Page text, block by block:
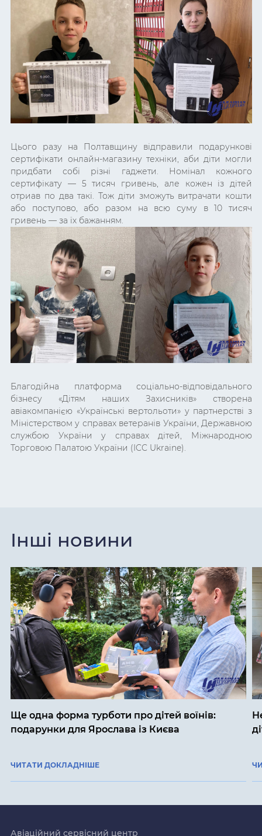
Цього разу на Полтавщину відправили подарункові
сертифікати онлайн-магазину техніки, аби діти могли
придбати собі різні гаджети. Номінал кожного
сертифікату — 5 тисяч гривень, але кожен із дітей
отриав по два такі. Тож діти зможуть витрачати кошти
або поступово, або разом на всю суму в 10 тисяч
гривень — за їх бажанням.
Благодійна платформа соціально-відповідального
бізнесу «Дітям наших Захисників» створена
авіакомпанією «Українські вертольоти» у партнерстві з
Міністерством у справах ветеранів України, Державною
службою України у справах дітей, Міжнародною
Торговою Палатою України (ICC Ukraine).
Інші новини
Ще одна форма турботи про дітей воїнів:
подарунки для Ярослава із Києва
ЧИТАТИ ДОКЛАДНІШЕ
Авіаційний сервісний центр